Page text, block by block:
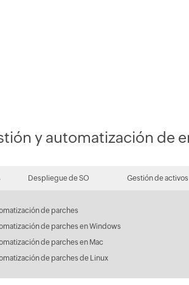
y automatización de
Despliegue de SO Gestión de activos
de parches
de parches en Windows
de parches en Mac
de parches de Linux